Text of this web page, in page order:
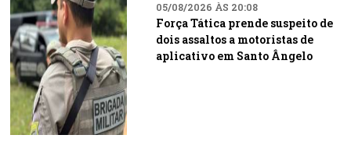
05/08/2026 ÀS 20:08
Força Tática prende suspeito de
dois assaltos a motoristas de
aplicativo em Santo Ângelo